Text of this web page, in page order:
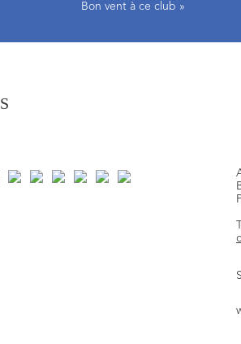
Bon vent à ce club »